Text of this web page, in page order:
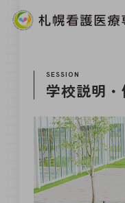
SESSION
学校説明